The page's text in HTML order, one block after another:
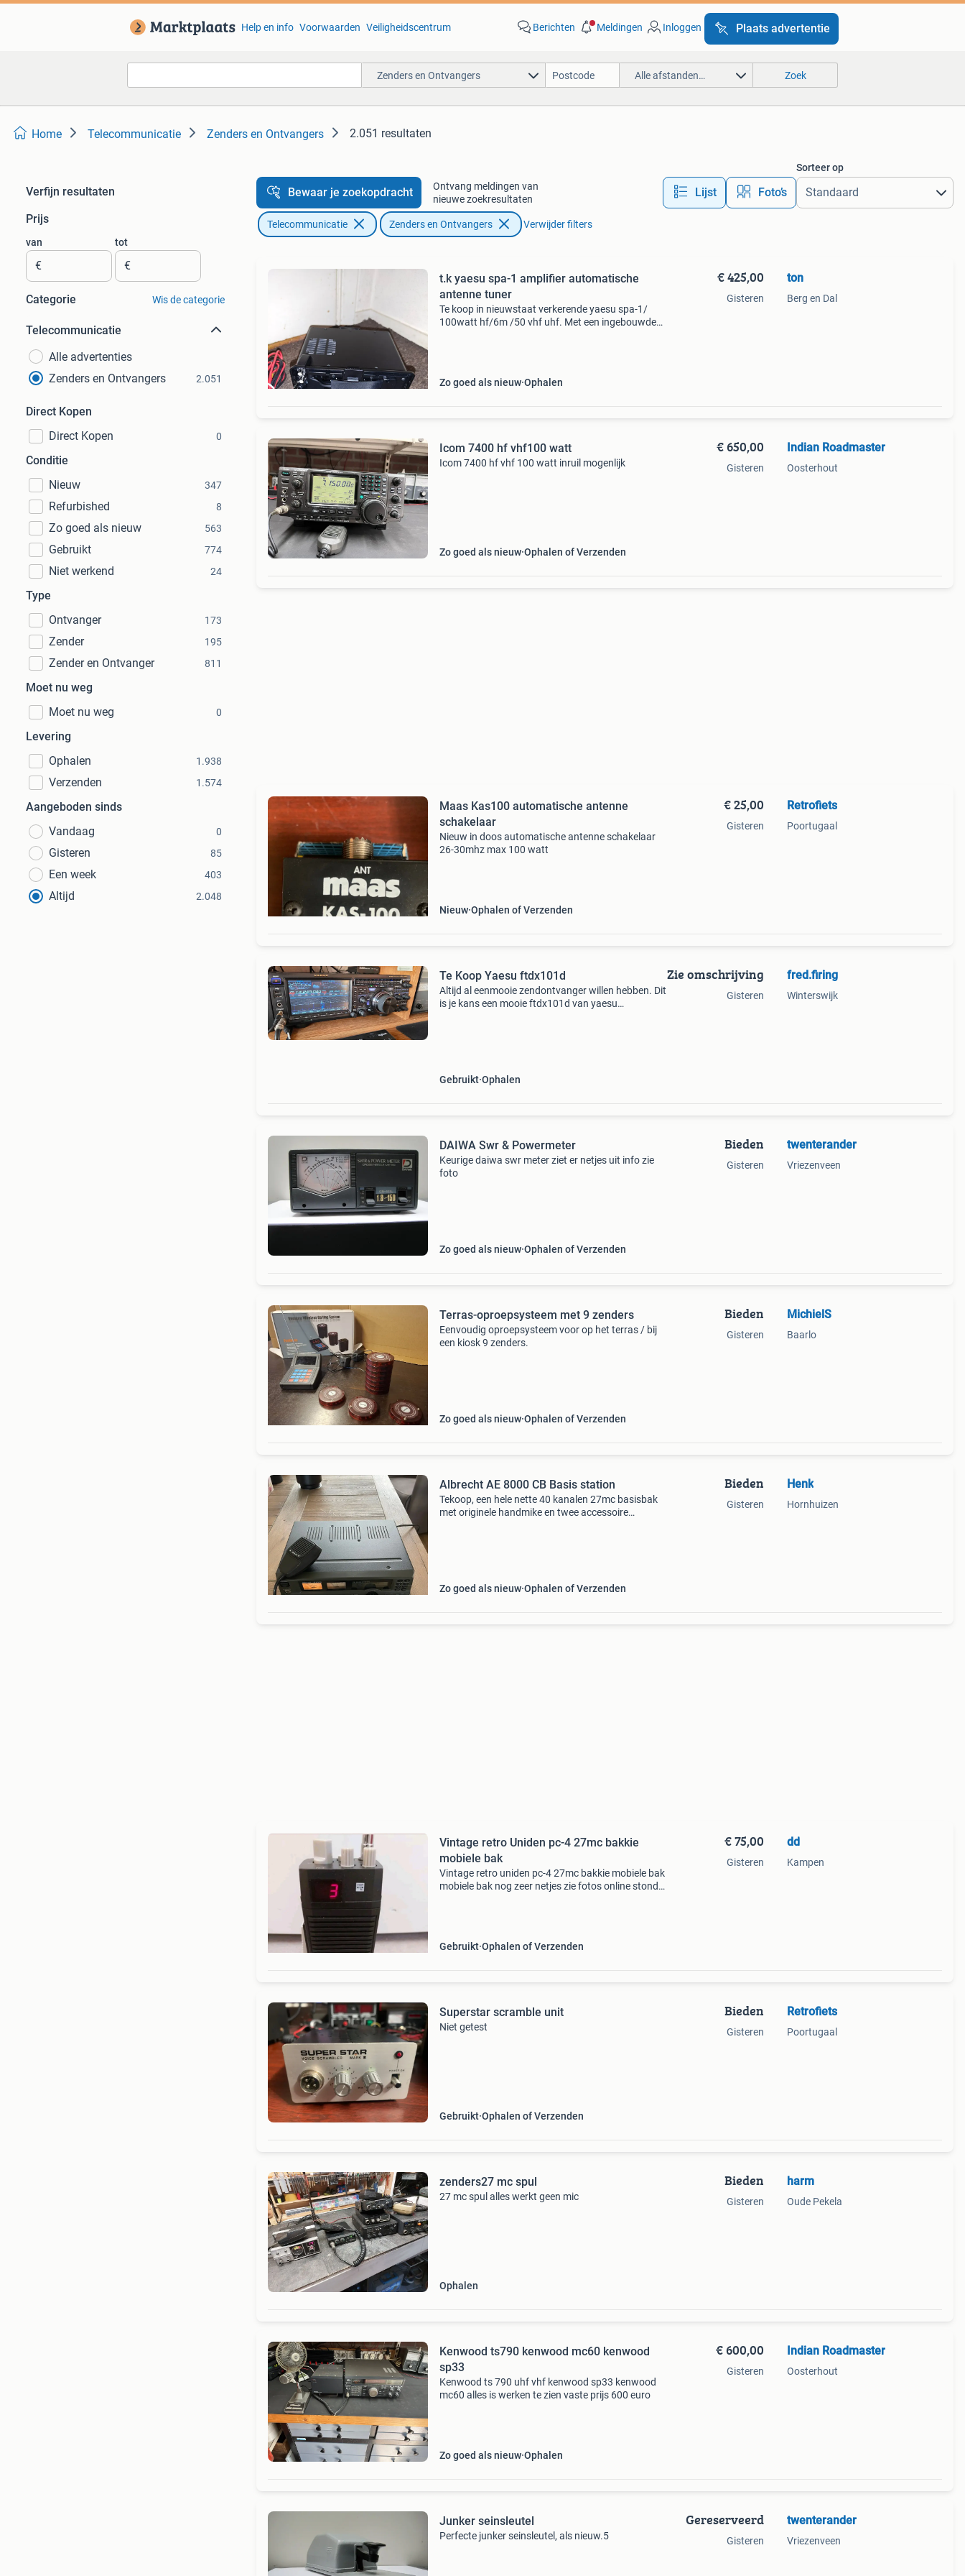
Help en info Voorwaarden Veiligheidscentrum Berichten Meldingen Inloggen Plaats advertentie
Zenders en Ontvangers Alle afstanden… Zoek
Home Telecommunicatie Zenders en Ontvangers 2.051 resultaten
Verfijn resultaten
Prijs
van
€
tot
€
Categorie Wis de categorie
Telecommunicatie
Alle advertenties
Zenders en Ontvangers
2.051
Direct Kopen
Direct Kopen
0
Conditie
Nieuw
347
Refurbished 8
Zo goed als nieuw 563
Gebruikt 774
Niet werkend 24
Type
Ontvanger
173
Zender 195
Zender en Ontvanger 811
Moet nu weg
Moet nu weg
0
Levering
Ophalen
1.938
Verzenden 1.574
Aangeboden sinds
Vandaag
0
Gisteren 85
Een week 403
Altijd 2.048
Bewaar je zoekopdracht
Ontvang meldingen van
nieuwe zoekresultaten
Lijst Foto’s
Sorteer op
Telecommunicatie Zenders en Ontvangers Verwijder filters
t.k yaesu spa-1 amplifier automatische
antenne tuner
Te koop in nieuwstaat verkerende yaesu spa-1/
100watt hf/6m /50 vhf uhf. Met een ingebouwde
Zo goed als nieuw Ophalen
€ 425,00
Gisteren
ton
Berg en Dal
Icom 7400 hf vhf100 watt
Icom 7400 hf vhf 100 watt inruil mogenlijk
Zo goed als nieuw Ophalen of Verzenden
€ 650,00
Gisteren
Indian Roadmaster
Oosterhout
Maas Kas100 automatische antenne
schakelaar
Nieuw in doos automatische antenne schakelaar
26-30mhz max 100 watt
Nieuw Ophalen of Verzenden
€ 25,00
Gisteren
Retrofiets
Poortugaal
Te Koop Yaesu ftdx101d
Altijd al eenmooie zendontvanger willen hebben. Dit
is je kans een mooie ftdx101d van yaesu
Gebruikt Ophalen
Zie omschrijving
Gisteren
fred.firing
Winterswijk
DAIWA Swr & Powermeter
Keurige daiwa swr meter ziet er netjes uit info zie
foto
Zo goed als nieuw Ophalen of Verzenden
Bieden
Gisteren
twenterander
Vriezenveen
Terras-oproepsysteem met 9 zenders
Eenvoudig oproepsysteem voor op het terras / bij
een kiosk 9 zenders.
Zo goed als nieuw Ophalen of Verzenden
Bieden
Gisteren
MichielS
Baarlo
Albrecht AE 8000 CB Basis station
Tekoop, een hele nette 40 kanalen 27mc basisbak
met originele handmike en twee accessoire
Zo goed als nieuw Ophalen of Verzenden
Bieden
Gisteren
Henk
Hornhuizen
Vintage retro Uniden pc-4 27mc bakkie
mobiele bak
Vintage retro uniden pc-4 27mc bakkie mobiele bak
mobiele bak nog zeer netjes zie fotos online stond
Gebruikt Ophalen of Verzenden
€ 75,00
Gisteren
dd
Kampen
Superstar scramble unit
Niet getest
Gebruikt Ophalen of Verzenden
Bieden
Gisteren
Retrofiets
Poortugaal
zenders27 mc spul
27 mc spul alles werkt geen mic
Ophalen
Bieden
Gisteren
harm
Oude Pekela
Kenwood ts790 kenwood mc60 kenwood
sp33
Kenwood ts 790 uhf vhf kenwood sp33 kenwood
mc60 alles is werken te zien vaste prijs 600 euro
Zo goed als nieuw Ophalen
€ 600,00
Gisteren
Indian Roadmaster
Oosterhout
Junker seinsleutel
Perfecte junker seinsleutel, als nieuw.5
Gereserveerd
Gisteren
twenterander
Vriezenveen